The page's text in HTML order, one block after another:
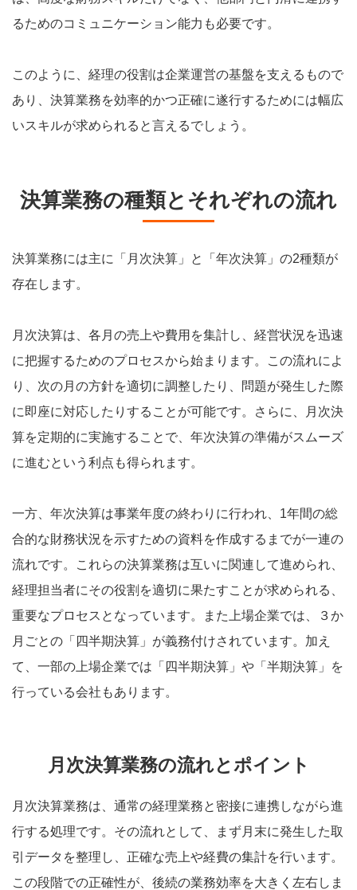
るためのコミュニケーション能力も必要です。
このように、経理の役割は企業運営の基盤を支えるもので
あり、決算業務を効率的かつ正確に遂行するためには幅広
いスキルが求められると言えるでしょう。
決算業務の種類とそれぞれの流れ
決算業務には主に「月次決算」と「年次決算」の2種類が
存在します。
月次決算は、各月の売上や費用を集計し、経営状況を迅速
に把握するためのプロセスから始まります。この流れによ
り、次の月の方針を適切に調整したり、問題が発生した際
に即座に対応したりすることが可能です。さらに、月次決
算を定期的に実施することで、年次決算の準備がスムーズ
に進むという利点も得られます。
一方、年次決算は事業年度の終わりに行われ、1年間の総
合的な財務状況を示すための資料を作成するまでが一連の
流れです。これらの決算業務は互いに関連して進められ、
経理担当者にその役割を適切に果たすことが求められる、
重要なプロセスとなっています。また上場企業では、３か
月ごとの「四半期決算」が義務付けされています。加え
て、一部の上場企業では「四半期決算」や「半期決算」を
行っている会社もあります。
月次決算業務の流れとポイント
月次決算業務は、通常の経理業務と密接に連携しながら進
行する処理です。その流れとして、まず月末に発生した取
引データを整理し、正確な売上や経費の集計を行います。
この段階での正確性が、後続の業務効率を大きく左右しま